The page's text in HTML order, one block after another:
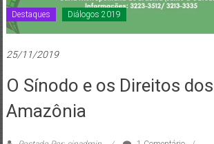
Destaques Diálogos 2019
25/11/2019
O Sínodo e os Direitos
Amazônia